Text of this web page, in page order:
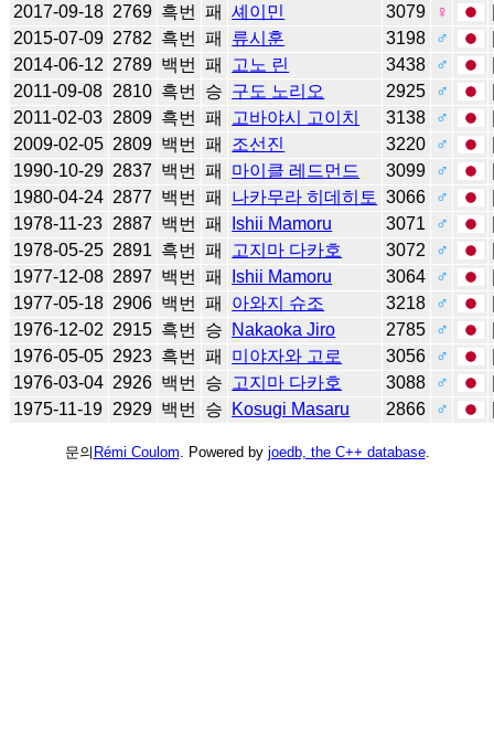
2017-09-18 2769 흑번 패 셰이민 3079 ♀
2015-07-09 2782 흑번 패 류시훈 3198 ♂
2014-06-12 2789 백번 패 고노 린 3438 ♂
2011-09-08 2810 흑번 승 구도 노리오 2925 ♂
2011-02-03 2809 흑번 패 고바야시 고이치 3138 ♂
2009-02-05 2809 백번 패 조선진 3220 ♂
1990-10-29 2837 백번 패 마이클 레드먼드 3099 ♂
1980-04-24 2877 백번 패 나카무라 히데히토 3066 ♂
1978-11-23 2887 백번 패 Ishii Mamoru 3071 ♂
1978-05-25 2891 흑번 패 고지마 다카호 3072 ♂
1977-12-08 2897 백번 패 Ishii Mamoru 3064 ♂
1977-05-18 2906 백번 패 아와지 슈조 3218 ♂
1976-12-02 2915 흑번 승 Nakaoka Jiro 2785 ♂
1976-05-05 2923 흑번 패 미야자와 고로 3056 ♂
1976-03-04 2926 백번 승 고지마 다카호 3088 ♂
1975-11-19 2929 백번 승 Kosugi Masaru 2866 ♂
문의 Rémi Coulom . Powered by joedb, the C++ database.